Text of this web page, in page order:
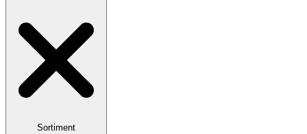
Sortiment